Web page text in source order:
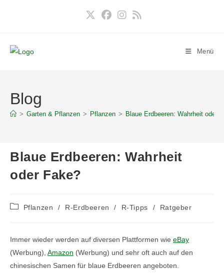
Menü
Blog
> Garten & Pflanzen > Pflanzen > Blaue Erdbeeren: Wahrheit oder
Blaue Erdbeeren: Wahrheit
oder Fake?
Beitrags-
Pflanzen / R-Erdbeeren / R-Tipps / Ratgeber
Immer wieder werden auf diversen Plattformen wie eBay
(Werbung), Amazon (Werbung) und sehr oft auch auf den
chinesischen Samen für blaue Erdbeeren angeboten.